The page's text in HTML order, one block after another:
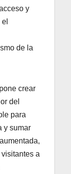
y
de la
crear
del
para
y sumar
a